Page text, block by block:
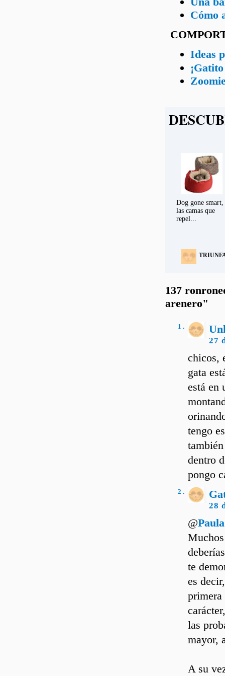
Cómo
Ideas
Dog gone smart,
las camas que
repel...
137
arenero"
1 .
27
chicos,
gata
está en
tengo
dentro
pongo
2 .
28
@
te
es
primera
las
mayor,
A su